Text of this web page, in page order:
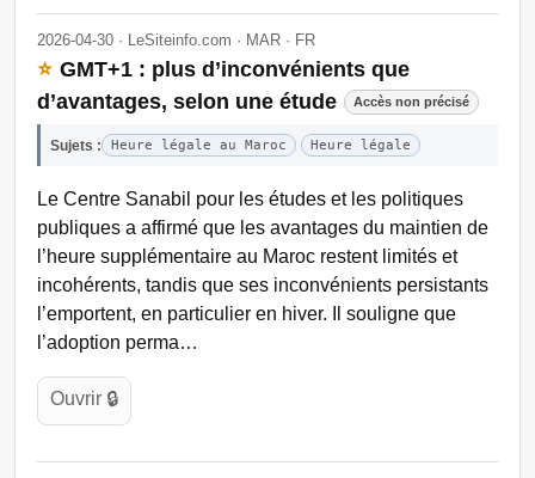
2026-04-30 · LeSiteinfo.com · MAR · FR
⭐ GMT+1 : plus d’inconvénients que
d’avantages, selon une étude
Accès non précisé
Sujets : Heure légale au Maroc Heure légale
Le Centre Sanabil pour les études et les politiques
publiques a affirmé que les avantages du maintien de
l’heure supplémentaire au Maroc restent limités et
incohérents, tandis que ses inconvénients persistants
l’emportent, en particulier en hiver. Il souligne que
l’adoption perma…
Ouvrir 🔒